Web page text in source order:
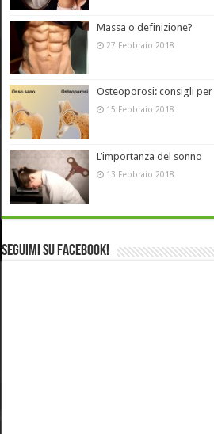
Massa o definizione?
27 Febbraio 2018
Osteoporosi: consigli per
15 Febbraio 2018
L’importanza del sonno
13 Febbraio 2018
Seguimi su Facebook!